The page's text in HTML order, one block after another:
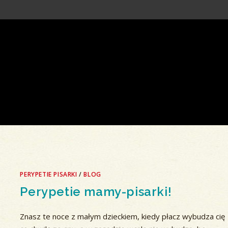
PERYPETIE PISARKI /BLOG
Perypetie mamy-pisarki!
Znasz te noce z małym dzieckiem, kiedy płacz wybudza cię